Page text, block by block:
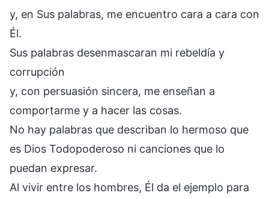
y, en Sus palabras, me encuentro cara a cara con
Él.
Sus palabras desenmascaran mi rebeldía y
corrupción
y, con persuasión sincera, me enseñan a
comportarme y a hacer las cosas.
No hay palabras que describan lo hermoso que
es Dios Todopoderoso ni canciones que lo
puedan expresar.
Al vivir entre los hombres, Él da el ejemplo para